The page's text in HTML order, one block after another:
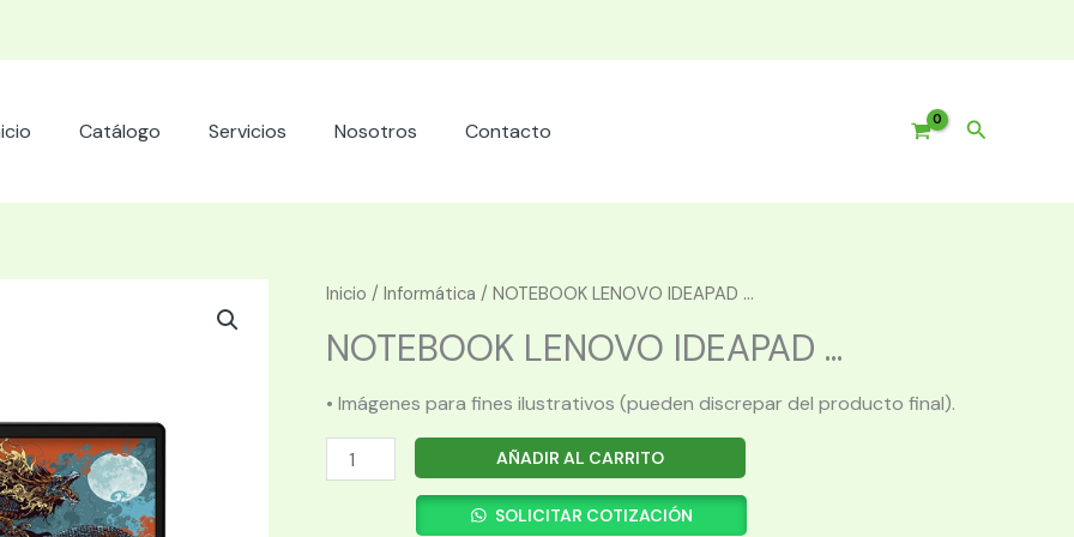
Catálogo Servicios Nosotros Contacto Buscar
Inicio / Informática / NOTEBOOK LENOVO IDEAPAD ...
NOTEBOOK LENOVO IDEAPAD ...
• Imágenes para fines ilustrativos (pueden discrepar del producto final).
NOTEBOOK
LENOVO
AÑADIR AL CARRITO
SOLICITAR COTIZACIÓN